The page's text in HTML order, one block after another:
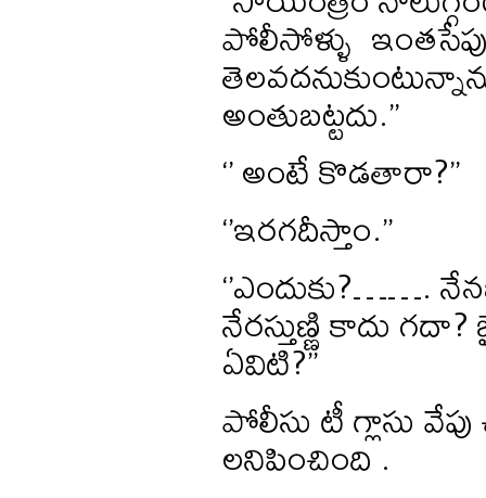
పోలీసోళ్ళు
అంతుబట్టదు.’’
‘’ అంటే కొడతారా?’’
‘’ఇరగదీస్తాం.’’
‘’ఎందుకు?…….
నేరస్తుణ్ణి కాదు
ఏవిటి?’’
పోలీసు టీ గ్లాసు
లనిపించింది .